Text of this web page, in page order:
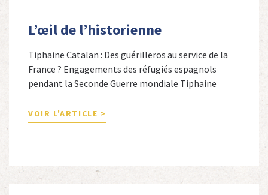
L’œil de l’historienne
Tiphaine Catalan : Des guérilleros au service de la
France ? Engagements des réfugiés espagnols
pendant la Seconde Guerre mondiale Tiphaine
secondaire et docteure en études hispaniques. Elle
est spécialiste de l’histoire contemporaine des
VOIR L'ARTICLE >